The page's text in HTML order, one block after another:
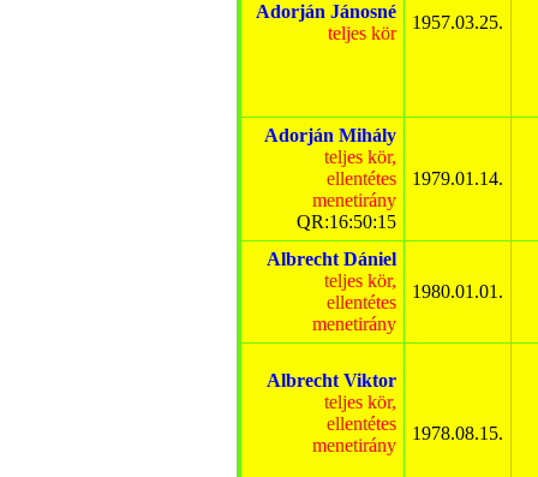
Adorján Jánosné
teljes kör
1957.03.25.
Adorján Mihály
teljes kör,
ellentétes
menetirány
QR:16:50:15
1979.01.14.
Albrecht Dániel
teljes kör,
ellentétes
menetirány
1980.01.01.
Albrecht Viktor
teljes kör,
ellentétes
menetirány
1978.08.15.